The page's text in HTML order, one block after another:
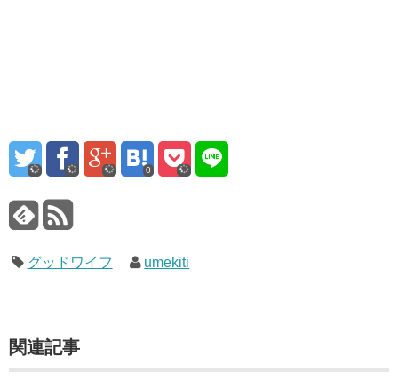
0
グッドワイフ umekiti
関連記事